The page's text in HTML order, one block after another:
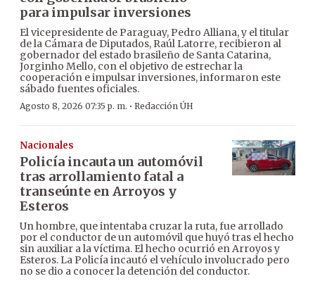
para impulsar inversiones
El vicepresidente de Paraguay, Pedro Alliana, y el titular
de la Cámara de Diputados, Raúl Latorre, recibieron al
gobernador del estado brasileño de Santa Catarina,
Jorginho Mello, con el objetivo de estrechar la
cooperación e impulsar inversiones, informaron este
sábado fuentes oficiales.
Agosto 8, 2026 07:35 p. m. · Redacción ÚH
Nacionales
Policía incauta un automóvil
tras arrollamiento fatal a
transeúnte en Arroyos y
Esteros
Un hombre, que intentaba cruzar la ruta, fue arrollado
por el conductor de un automóvil que huyó tras el hecho
sin auxiliar a la víctima. El hecho ocurrió en Arroyos y
Esteros. La Policía incautó el vehículo involucrado pero
no se dio a conocer la detención del conductor.